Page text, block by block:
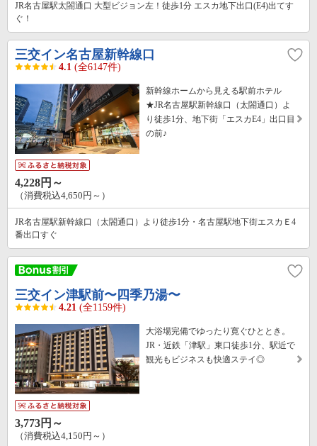
JR名古屋駅太閤通口 大型ビジョン左！徒歩1分 エスカ地下出口(E4)出てす
ぐ！
三交イン名古屋新幹線口
4.1 (全6147件)
新幹線ホームから見える駅前ホテル
★JR名古屋駅新幹線口（太閤通口）よ
り徒歩1分、地下街「エスカE4」出口目
の前♪
4,228円～
（消費税込4,650円～）
JR名古屋駅新幹線口（太閤通口）より徒歩1分・名古屋駅地下街エスカＥ4
番出口すぐ
三交イン津駅前〜四季乃湯〜
4.21 (全1159件)
大浴場完備でゆったり寛ぐひととき。
JR・近鉄「津駅」東口徒歩1分、駅近で
観光もビジネスも快適ステイ◎
3,773円～
（消費税込4,150円～）